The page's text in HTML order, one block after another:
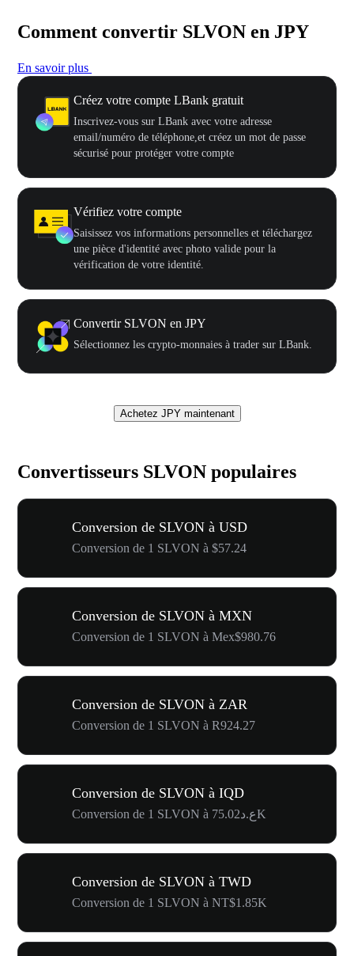
Comment convertir SLVON en JPY
En savoir plus
Créez votre compte LBank gratuit
Inscrivez-vous sur LBank avec votre adresse
email/numéro de téléphone,et créez un mot de passe
sécurisé pour protéger votre compte
Vérifiez votre compte
Saisissez vos informations personnelles et téléchargez
une pièce d'identité avec photo valide pour la
vérification de votre identité.
Convertir SLVON en JPY
Sélectionnez les crypto-monnaies à trader sur LBank.
Achetez JPY maintenant
Convertisseurs SLVON populaires
Conversion de SLVON à USD
Conversion de 1 SLVON à $57.24
Conversion de SLVON à MXN
Conversion de 1 SLVON à Mex$980.76
Conversion de SLVON à ZAR
Conversion de 1 SLVON à R924.27
Conversion de SLVON à IQD
Conversion de 1 SLVON à ع.د75.02K
Conversion de SLVON à TWD
Conversion de 1 SLVON à NT$1.85K